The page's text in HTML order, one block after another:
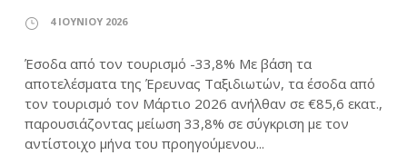
4 ΙΟΥΝΊΟΥ 2026
Έσοδα από τον τουρισμό -33,8% Με βάση τα
αποτελέσματα της Έρευνας Ταξιδιωτών, τα έσοδα από
τον τουρισμό τον Μάρτιο 2026 ανήλθαν σε €85,6 εκατ.,
παρουσιάζοντας μείωση 33,8% σε σύγκριση με τον
αντίστοιχο μήνα του προηγούμενου...